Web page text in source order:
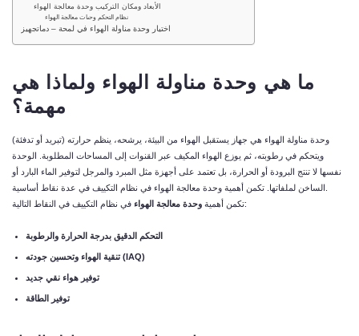
الأبعاد ومكان التركيب وحدة معالجة الهواء
نظام التحكم وحىات معالجة الهواء
اختيار وحدة مناولة الهواء في لمحة – دماتجهيز
ما هي وحدة مناولة الهواء ولماذا هي
مهمة؟
وحدة مناولة الهواء هي جهاز يستقبل الهواء من البيئة، يرشحه، ينظم حرارته (تبريد أو تدفئة)
ويتحكم في رطوبته، ثم يوزع الهواء المكيف عبر القنوات إلى المساحات المطلوبة. الوحدة
نفسها لا تنتج البرودة أو الحرارة، بل تعتمد على أجهزة مثل المبرد والمرجل لتوفير الماء البارد أو
تكمن أهمية وحدة معالجة الهواء في نظام التكييف في النقاط التالية:
التحكم الدقيق بدرجة الحرارة والرطوبة
تنقية الهواء وتحسين جودته (IAQ)
توفير هواء نقي جديد
توفير الطاقة